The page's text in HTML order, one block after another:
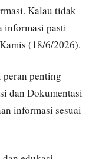
Kalau tidak
informasi pasti
(18/6/2026).
penting
dan Dokumentasi
informasi sesuai